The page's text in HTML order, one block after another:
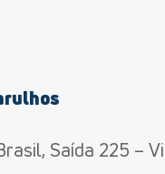
Saí­da 225 –